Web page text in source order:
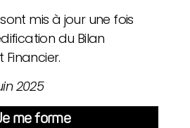
sont mis à jour une fois
du Bilan
2025
me forme